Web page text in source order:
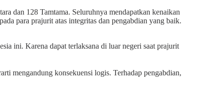
dan 128 Tamtama. Seluruhnya mendapatkan kenaikan
para prajurit atas integritas dan pengabdian yang baik.
ini. Karena dapat terlaksana di luar negeri saat prajurit
mengandung konsekuensi logis. Terhadap pengabdian,